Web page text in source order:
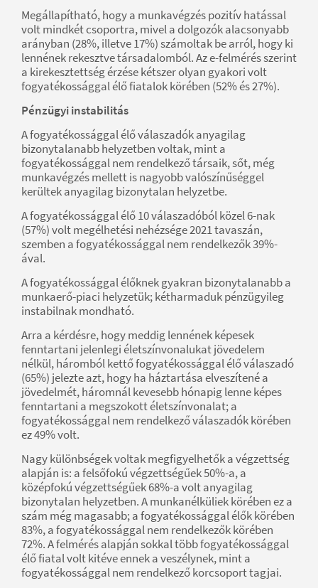
Megállapítható, hogy a munkavégzés pozitív hatással
volt mindkét csoportra, mivel a dolgozók alacsonyabb
arányban (28%, illetve 17%) számoltak be arról, hogy ki
lennének rekesztve társadalomból. Az e-felmérés szerint
a kirekesztettség érzése kétszer olyan gyakori volt
fogyatékossággal élő fiatalok körében (52% és 27%).
Pénzügyi instabilitás
A fogyatékossággal élő válaszadók anyagilag
bizonytalanabb helyzetben voltak, mint a
fogyatékossággal nem rendelkező társaik, sőt, még
munkavégzés mellett is nagyobb valószínűséggel
kerültek anyagilag bizonytalan helyzetbe.
A fogyatékossággal élő 10 válaszadóból közel 6-nak
(57%) volt megélhetési nehézsége 2021 tavaszán,
szemben a fogyatékossággal nem rendelkezők 39%-
ával.
A fogyatékossággal élőknek gyakran bizonytalanabb a
munkaerő-piaci helyzetük; kétharmaduk pénzügyileg
instabilnak mondható.
Arra a kérdésre, hogy meddig lennének képesek
fenntartani jelenlegi életszínvonalukat jövedelem
nélkül, háromból kettő fogyatékossággal élő válaszadó
(65%) jelezte azt, hogy ha háztartása elveszítené a
jövedelmét, háromnál kevesebb hónapig lenne képes
fenntartani a megszokott életszínvonalat; a
fogyatékossággal nem rendelkező válaszadók körében
ez 49% volt.
Nagy különbségek voltak megfigyelhetők a végzettség
alapján is: a felsőfokú végzettségűek 50%-a, a
középfokú végzettségűek 68%-a volt anyagilag
bizonytalan helyzetben. A munkanélküliek körében ez a
szám még magasabb; a fogyatékossággal élők körében
83%, a fogyatékossággal nem rendelkezők körében
72%. A felmérés alapján sokkal több fogyatékossággal
élő fiatal volt kitéve ennek a veszélynek, mint a
fogyatékossággal nem rendelkező korcsoport tagjai.